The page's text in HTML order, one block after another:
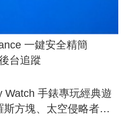
一鍵安全精簡
台追蹤
Watch 手錶專玩經典遊
斯方塊、太空侵略者，